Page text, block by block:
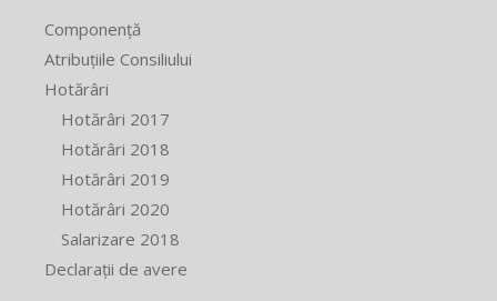
Componență
Atribuțiile Consiliului
Hotărâri
Hotărâri 2017
Hotărâri 2018
Hotărâri 2019
Hotărâri 2020
Salarizare 2018
Declarații de avere